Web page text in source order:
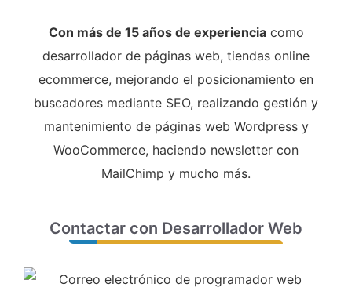
Con más de 15 años de experienciacomo
desarrollador de páginas web, tiendas online
ecommerce, mejorando el posicionamiento en
buscadores mediante SEO, realizando gestión y
mantenimiento de páginas web Wordpress y
WooCommerce, haciendo newsletter con
MailChimp y mucho más.
Contactar con Desarrollador Web